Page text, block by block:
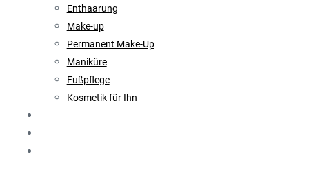
Enthaarung
Make-up
Permanent Make-Up
Maniküre
Fußpflege
Kosmetik für Ihn